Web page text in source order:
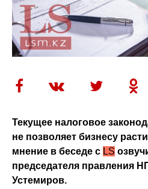
Текущее налоговое
не позволяет бизнесу
мнение в беседе с LS
председателя правления
Устемиров.